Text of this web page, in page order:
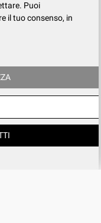
Puoi
il tuo consenso, in